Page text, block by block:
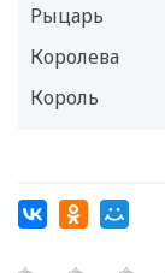
Рыцарь
Королева
Король